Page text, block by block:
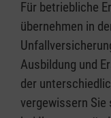
Für betriebliche
übernehmen in
Ausbildung und
der
vergewissern Sie